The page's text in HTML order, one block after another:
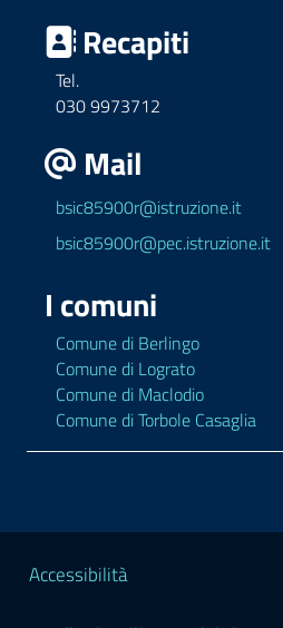
Recapiti
Tel.
030 9973712
Mail
bsic85900r@istruzione.it
bsic85900r@pec.istruzione.it
I comuni
Comune di Berlingo
Comune di Lograto
Comune di Maclodio
Comune di Torbole Casaglia
Sezione Legale
Accessibilità